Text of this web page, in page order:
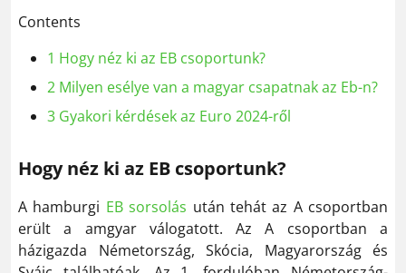
Contents
1 Hogy néz ki az EB csoportunk?
2 Milyen esélye van a magyar csapatnak az Eb-n?
3 Gyakori kérdések az Euro 2024-ről
Hogy néz ki az EB csoportunk?
A hamburgi EB sorsolás után tehát az A csoportban
erült a amgyar válogatott. Az A csoportban a
házigazda Németország, Skócia, Magyarország és